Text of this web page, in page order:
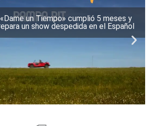
un Tiempo» cumplió 5 meses y
un show despedida en el Español